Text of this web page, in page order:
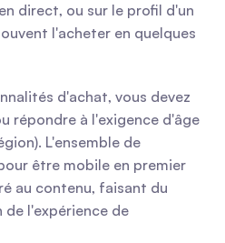
direct, ou sur le profil d'un
l'acheter en quelques
d'achat, vous devez
répondre à l'exigence d'âge
L'ensemble de
être mobile en premier
au contenu, faisant du
de l'expérience de